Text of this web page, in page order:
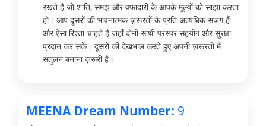
रखते हैं जो शांति, समझ और वफ़ादारी के आपके मूल्यों को साझा करता
हो। आप दूसरों की भावनात्मक ज़रूरतों के प्रति अत्यधिक सजग हैं
और ऐसा रिश्ता चाहते हैं जहाँ दोनों साथी परस्पर सहयोग और सुरक्षा
प्रदान कर सकें। दूसरों की देखभाल करते हुए अपनी ज़रूरतों में
संतुलन बनाना ज़रूरी है।
MEENA Dream Number: 9